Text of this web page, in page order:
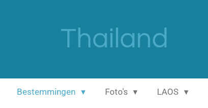
Thailand
Bestemmingen Foto's LAOS